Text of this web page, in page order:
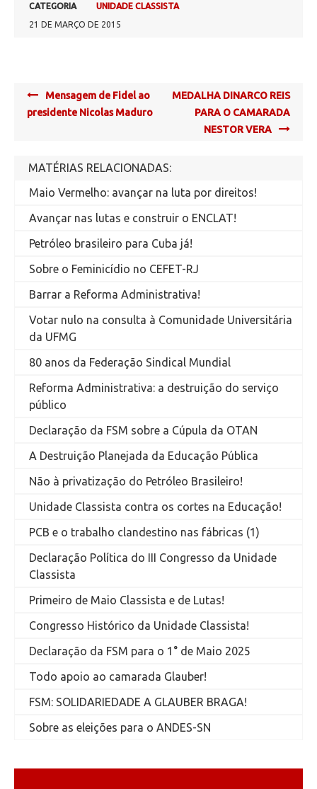
CATEGORIA
UNIDADE CLASSISTA
21 DE MARÇO DE 2015
Post
navigation
Mensagem de Fidel ao
presidente Nicolas Maduro
MEDALHA DINARCO REIS
PARA O CAMARADA
NESTOR VERA
MATÉRIAS RELACIONADAS:
Maio Vermelho: avançar na luta por direitos!
Avançar nas lutas e construir o ENCLAT!
Petróleo brasileiro para Cuba já!
Sobre o Feminicídio no CEFET-RJ
Barrar a Reforma Administrativa!
Votar nulo na consulta à Comunidade Universitária
da UFMG
80 anos da Federação Sindical Mundial
Reforma Administrativa: a destruição do serviço
público
Declaração da FSM sobre a Cúpula da OTAN
A Destruição Planejada da Educação Pública
Não à privatização do Petróleo Brasileiro!
Unidade Classista contra os cortes na Educação!
PCB e o trabalho clandestino nas fábricas (1)
Declaração Política do III Congresso da Unidade
Classista
Primeiro de Maio Classista e de Lutas!
Congresso Histórico da Unidade Classista!
Declaração da FSM para o 1° de Maio 2025
Todo apoio ao camarada Glauber!
FSM: SOLIDARIEDADE A GLAUBER BRAGA!
Sobre as eleições para o ANDES-SN